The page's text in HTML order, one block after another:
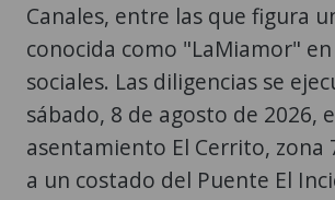
Canales, entre las que figura
conocida como "LaMiamor"
sociales. Las diligencias se
sábado, 8 de agosto de 2026,
asentamiento El Cerrito, zona
a un costado del Puente El